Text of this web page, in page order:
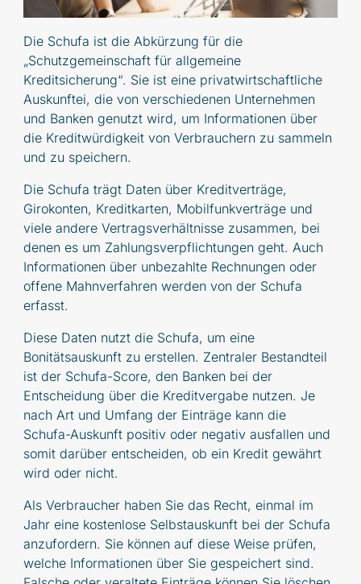
Die Schufa ist die Abkürzung für die
„Schutzgemeinschaft für allgemeine
Kreditsicherung“. Sie ist eine privatwirtschaftliche
Auskunftei, die von verschiedenen Unternehmen
und Banken genutzt wird, um Informationen über
die Kreditwürdigkeit von Verbrauchern zu sammeln
und zu speichern.
Die Schufa trägt Daten über Kreditverträge,
Girokonten, Kreditkarten, Mobilfunkverträge und
viele andere Vertragsverhältnisse zusammen, bei
denen es um Zahlungsverpflichtungen geht. Auch
Informationen über unbezahlte Rechnungen oder
offene Mahnverfahren werden von der Schufa
erfasst.
Diese Daten nutzt die Schufa, um eine
Bonitätsauskunft zu erstellen. Zentraler Bestandteil
ist der Schufa-Score, den Banken bei der
Entscheidung über die Kreditvergabe nutzen. Je
nach Art und Umfang der Einträge kann die
Schufa-Auskunft positiv oder negativ ausfallen und
somit darüber entscheiden, ob ein Kredit gewährt
wird oder nicht.
Als Verbraucher haben Sie das Recht, einmal im
Jahr eine kostenlose Selbstauskunft bei der Schufa
anzufordern. Sie können auf diese Weise prüfen,
welche Informationen über Sie gespeichert sind.